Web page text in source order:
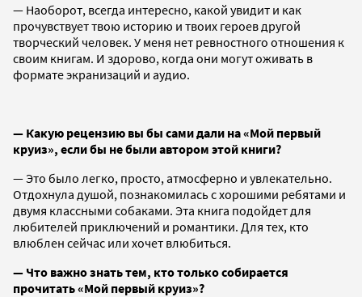
— Наоборот, всегда интересно, какой увидит и как
прочувствует твою историю и твоих героев другой
творческий человек. У меня нет ревностного отношения к
своим книгам. И здорово, когда они могут оживать в
формате экранизаций и аудио.
— Какую рецензию вы бы сами дали на «Мой первый
круиз», если бы не были автором этой книги?
— Это было легко, просто, атмосферно и увлекательно.
Отдохнула душой, познакомилась с хорошими ребятами и
двумя классными собаками. Эта книга подойдет для
любителей приключений и романтики. Для тех, кто
влюблен сейчас или хочет влюбиться.
— Что важно знать тем, кто только собирается
прочитать «Мой первый круиз»?